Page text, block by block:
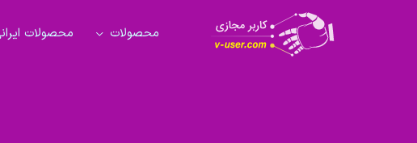
محصولات محصولات